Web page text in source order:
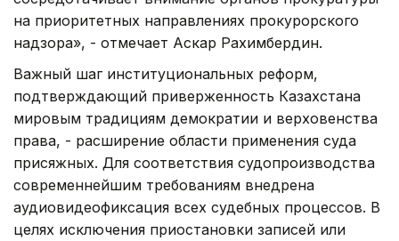
на приоритетных направлениях прокурорского
надзора», - отмечает Аскар Рахимбердин.
Важный шаг институциональных реформ,
подтверждающий приверженность Казахстана
мировым традициям демократии и верховенства
права, - расширение области применения суда
присяжных. Для соответствия судопроизводства
современнейшим требованиям внедрена
аудиовидеофиксация всех судебных процессов. В
целях исключения приостановки записей или